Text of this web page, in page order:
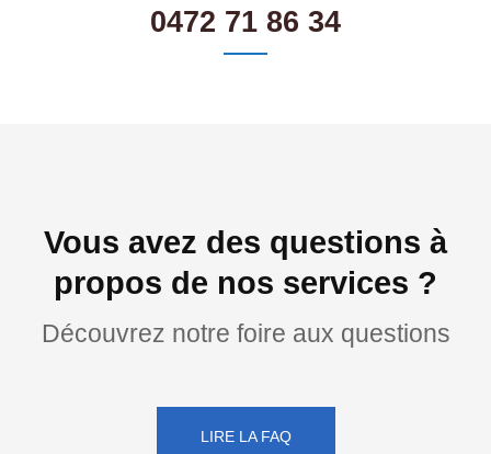
0472 71 86 34
Vous avez des questions à
propos de nos services ?
Découvrez notre foire aux questions
LIRE LA FAQ